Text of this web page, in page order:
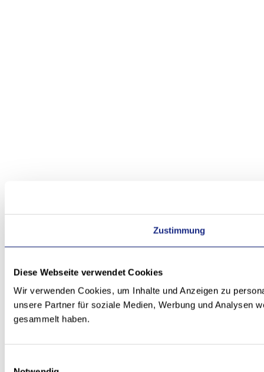
Zustimmung
Diese Webseite verwendet Cookies
Wir verwenden Cookies, um Inhalte und Anzeigen zu
unsere Partner für soziale Medien, Werbung und Analysen
gesammelt haben.